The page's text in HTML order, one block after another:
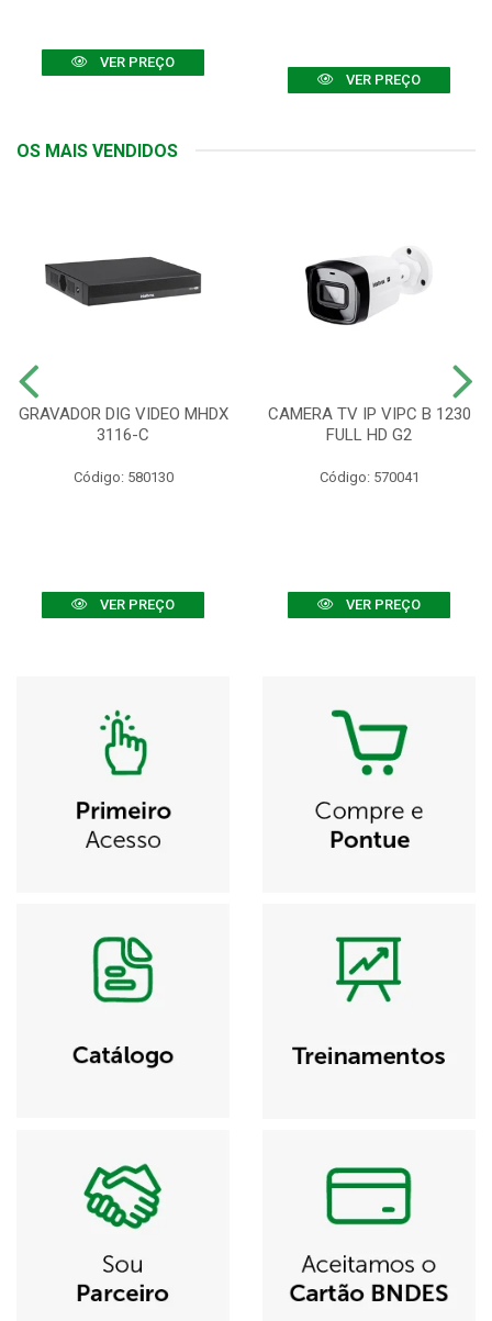
VER PREÇO
VER PREÇO
OS MAIS VENDIDOS
GRAVADOR DIG VIDEO MHDX
3116-C
Código: 580130
VER PREÇO
CAMERA TV IP VIPC B 1230
FULL HD G2
Código: 570041
VER PREÇO